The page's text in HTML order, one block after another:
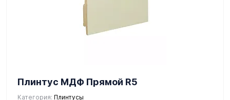
Плинтус МДФ Прямой R5
Категория: Плинтусы